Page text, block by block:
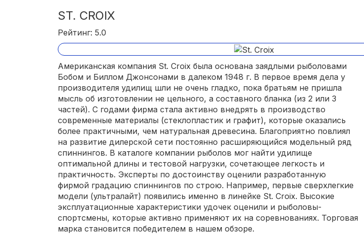
ST. CROIX
Рейтинг: 5.0
Американская компания St. Croix была основана заядлыми рыболовами
Бобом и Биллом Джонсонами в далеком 1948 г. В первое время дела у
производителя удилищ шли не очень гладко, пока братьям не пришла
мысль об изготовлении не цельного, а составного бланка (из 2 или 3
частей). С годами фирма стала активно внедрять в производство
современные материалы (стеклопластик и графит), которые оказались
более практичными, чем натуральная древесина. Благоприятно повлиял
на развитие дилерской сети постоянно расширяющийся модельный ряд
спиннингов. В каталоге компании рыболов мог найти удилище
оптимальной длины и тестовой нагрузки, сочетающее легкость и
практичность. Эксперты по достоинству оценили разработанную
фирмой градацию спиннингов по строю. Например, первые сверхлегкие
модели (ультралайт) появились именно в линейке St. Croix. Высокие
эксплуатационные характеристики удочек оценили и рыболовы-
спортсмены, которые активно применяют их на соревнованиях. Торговая
марка становится победителем в нашем обзоре.